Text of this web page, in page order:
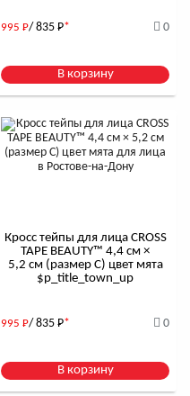
995 Р/ 835 Р* 0
В корзину
Кросс тейпы для лица CROSS
TAPE BEAUTY™ 4,4 см ×
5,2 см (размер C) цвет мята
$р_title_town_up
995 Р/ 835 Р* 0
В корзину